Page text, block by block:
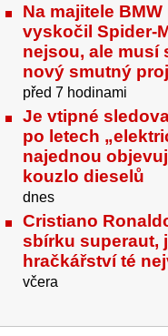
Na majitele
vyskočil Spider-
nejsou, ale musí
nový smutný
před 7 hodinami
Je vtipné
po letech
najednou
kouzlo dieselů
dnes
Cristiano
sbírku superaut,
hračkářství té
včera